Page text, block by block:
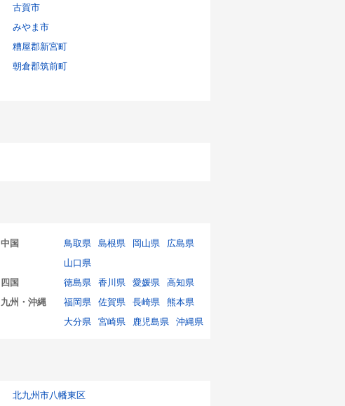
古賀市
みやま市
糟屋郡新宮町
朝倉郡筑前町
中国 鳥取県 島根県 岡山県
広島県
山口県
四国
徳島県 香川県 愛媛県
高知県
九州・沖縄
福岡県 佐賀県 長崎県
熊本県
大分県
宮崎県 鹿児島県 沖縄県
北九州市八幡東区